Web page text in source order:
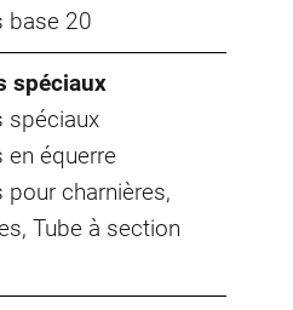
base 20
spéciaux
spéciaux
en équerre
pour charnières,
Tube à section